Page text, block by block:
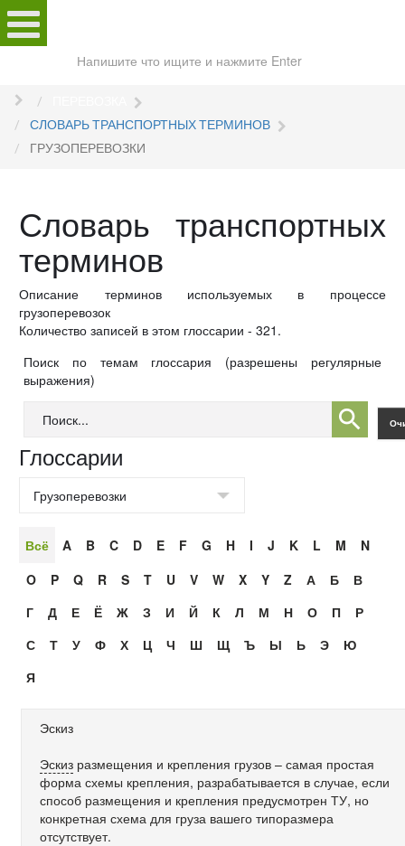
сайту
СЛОВАРЬ ТРАНСПОРТНЫХ ТЕРМИНОВ
ГРУЗОПЕРЕВОЗКИ
Словарь транспортных
терминов
Описание терминов используемых в процессе
грузоперевозок
Количество записей в этом глоссарии - 321.
Поиск по темам глоссария (разрешены регулярные
выражения)
Глоссарии
Всё A B C D E F G H I J K L M
N
O
P Q R S T U V W X Y Z А Б
В
Г
Д Е Ё Ж З И Й К Л М Н О П
Р
С
Т У Ф Х Ц Ч Ш Щ Ъ Ы Ь Э
Ю
Я
Эскиз
Эскиз размещения и крепления грузов – самая простая
форма схемы крепления, разрабатывается в случае, если
способ размещения и крепления предусмотрен ТУ, но
конкретная схема для груза вашего типоразмера
отсутствует.